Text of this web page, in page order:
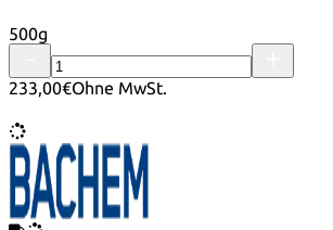
500g
233,00€Ohne MwSt.